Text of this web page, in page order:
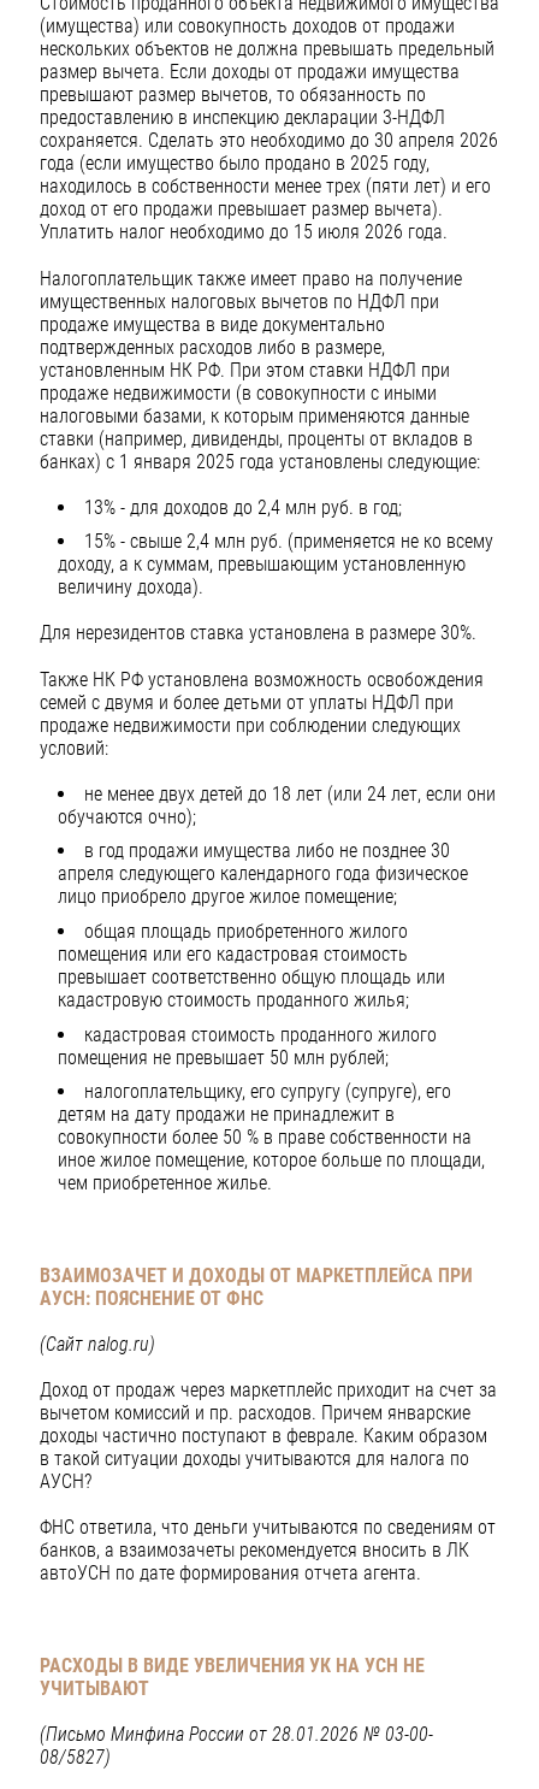
(имущества) или совокупность доходов от продажи
нескольких объектов не должна превышать предельный
размер вычета. Если доходы от продажи имущества
превышают размер вычетов, то обязанность по
предоставлению в инспекцию декларации 3-НДФЛ
сохраняется. Сделать это необходимо до 30 апреля 2026
года (если имущество было продано в 2025 году,
находилось в собственности менее трех (пяти лет) и его
доход от его продажи превышает размер вычета).
Уплатить налог необходимо до 15 июля 2026 года.
Налогоплательщик также имеет право на получение
имущественных налоговых вычетов по НДФЛ при
продаже имущества в виде документально
подтвержденных расходов либо в размере,
установленным НК РФ. При этом ставки НДФЛ при
продаже недвижимости (в совокупности с иными
налоговыми базами, к которым применяются данные
ставки (например, дивиденды, проценты от вкладов в
банках) с 1 января 2025 года установлены следующие:
13% - для доходов до 2,4 млн руб. в год;
15% - свыше 2,4 млн руб. (применяется не ко всему
доходу, а к суммам, превышающим установленную
величину дохода).
Для нерезидентов ставка установлена в размере 30%.
Также НК РФ установлена возможность освобождения
семей с двумя и более детьми от уплаты НДФЛ при
продаже недвижимости при соблюдении следующих
условий:
не менее двух детей до 18 лет (или 24 лет, если они
обучаются очно);
в год продажи имущества либо не позднее 30
апреля следующего календарного года физическое
лицо приобрело другое жилое помещение;
общая площадь приобретенного жилого
помещения или его кадастровая стоимость
превышает соответственно общую площадь или
кадастровую стоимость проданного жилья;
кадастровая стоимость проданного жилого
помещения не превышает 50 млн рублей;
налогоплательщику, его супругу (супруге), его
детям на дату продажи не принадлежит в
совокупности более 50 % в праве собственности на
иное жилое помещение, которое больше по площади,
чем приобретенное жилье.
ВЗАИМОЗАЧЕТ И ДОХОДЫ ОТ МАРКЕТПЛЕЙСА ПРИ
АУСН: ПОЯСНЕНИЕ ОТ ФНС
(Сайт nalog.ru)
Доход от продаж через маркетплейс приходит на счет за
вычетом комиссий и пр. расходов. Причем январские
доходы частично поступают в феврале. Каким образом
в такой ситуации доходы учитываются для налога по
АУСН?
ФНС ответила, что деньги учитываются по сведениям от
банков, а взаимозачеты рекомендуется вносить в ЛК
автоУСН по дате формирования отчета агента.
РАСХОДЫ В ВИДЕ УВЕЛИЧЕНИЯ УК НА УСН НЕ
УЧИТЫВАЮТ
(Письмо Минфина России от 28.01.2026 № 03-00-
08/5827)